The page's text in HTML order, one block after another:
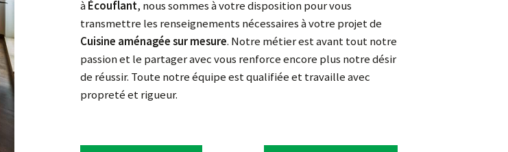
àÉcouflant, nous sommes à votre disposition pour vous
transmettre les renseignements nécessaires à votre projet de
Cuisine aménagée sur mesure. Notre métier est avant tout notre
passion et le partager avec vous renforce encore plus notre désir
de réussir. Toute notre équipe est qualifiée et travaille avec
propreté et rigueur.